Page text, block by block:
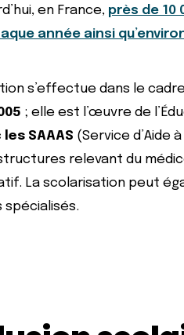
en France, près de 10
année ainsi
s’effectue dans le
; elle est l’œuvre de
les SAAAS (Service d’Aide
relevant du
La scolarisation peut